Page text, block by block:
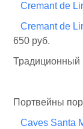
Cremant de
Cremant de
650 руб.
Традиционный
Портвейны
Caves Santa